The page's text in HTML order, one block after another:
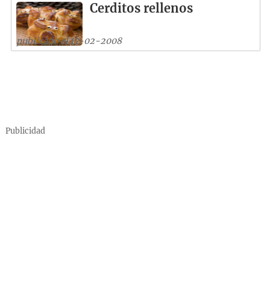
Cerditos rellenos
publicado el 17-02-2008
Publicidad